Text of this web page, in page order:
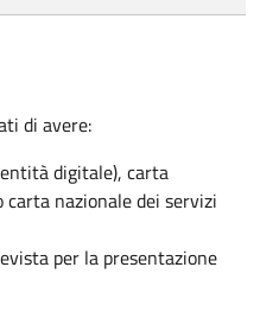
di avere:
digitale), carta
carta nazionale dei servizi
per la presentazione